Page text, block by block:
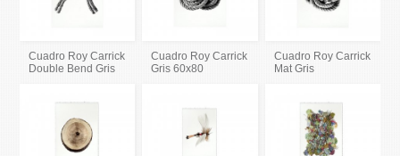
Cuadro Roy Carrick
Double Bend Gris
Cuadro Roy Carrick
Gris 60x80
Cuadro Roy Carrick
Mat Gris